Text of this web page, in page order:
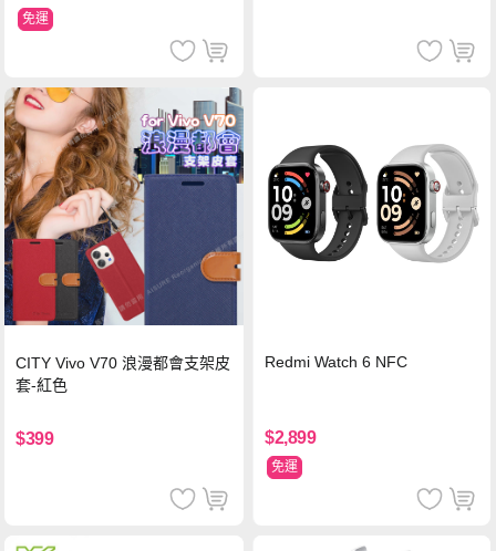
免運
CITY Vivo V70 浪漫都會支架皮
套-紅色
$399
Redmi Watch 6 NFC
$2,899
免運